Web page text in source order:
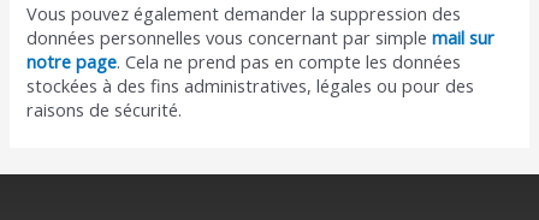
Vous pouvez également demander la suppression des
données personnelles vous concernant par simple mail sur
notre page. Cela ne prend pas en compte les données
stockées à des fins administratives, légales ou pour des
raisons de sécurité.